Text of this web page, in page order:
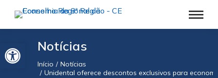
Barra de Ferramentas AbertaNotícias
Você está aqui:
Início
Notícias
Unidental oferece descontos exclusivos para